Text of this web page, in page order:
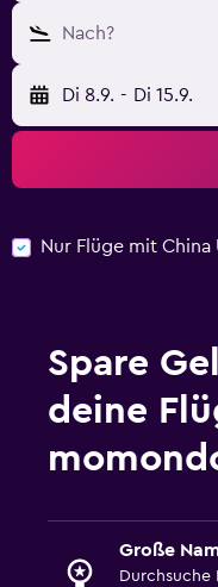
Nach?
Di 8.9. - Di 15.9.
Nur Flüge mit
Spare
deine
Große
Durchsuche